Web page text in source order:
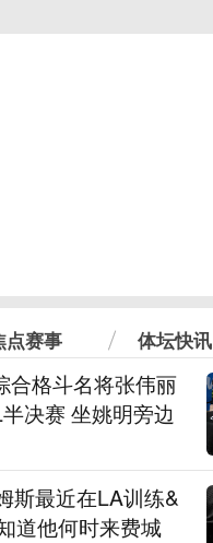
点赛事 体坛快讯
合格斗名将张伟丽
决赛 坐姚明旁边
斯最近在LA训练&
道他何时来费城